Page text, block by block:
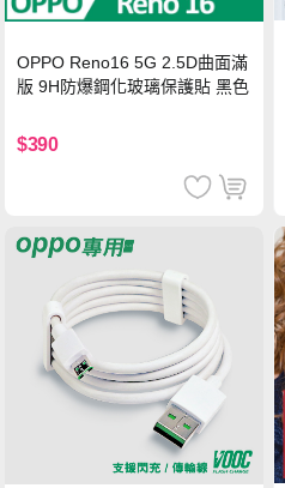
OPPO Reno16 5G 2.5D曲面滿
版 9H防爆鋼化玻璃保護貼 黑色
$390